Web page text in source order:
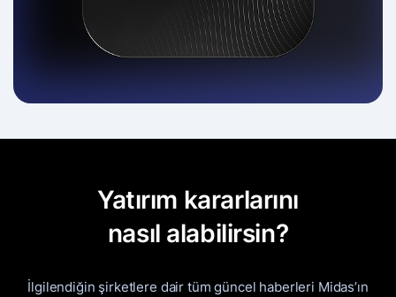
Yatırım kararlarını
nasıl alabilirsin?
İlgilendiğin şirketlere dair tüm güncel haberleri Midas’ın